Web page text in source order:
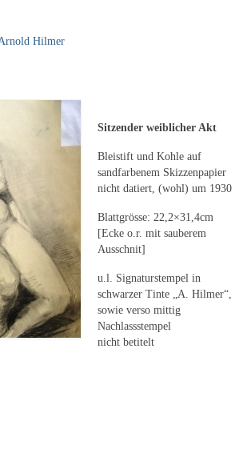
ebd.)
Heinrich Hessel
Paice
Georg Strobel
Martin Wilberg
Künstler nach 1945
1945
Becker
Geitlinger
Hilmer
Sitzender weiblicher Akt
Bleistift und Kohle auf
sandfarbenem Skizzenpapier
nicht datiert, (wohl) um 1930
Blattgrösse: 22,2×31,4cm
[Ecke o.r. mit sauberem
Ausschnit]
u.l. Signaturstempel in
schwarzer Tinte „A. Hilmer“,
sowie verso mittig
Nachlassstempel
nicht betitelt